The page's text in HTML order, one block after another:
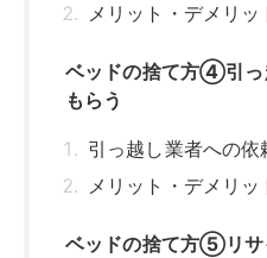
メリット・デメリッ
ベッドの捨て方④引っ
もらう
引っ越し業者への
メリット・デメリッ
ベッドの捨て方⑤リサ